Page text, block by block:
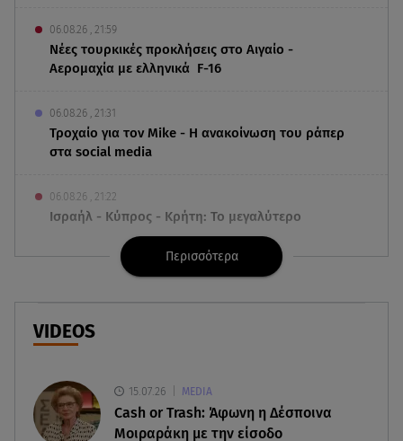
06.08.26 , 21:59
Νέες τουρκικές προκλήσεις στο Αιγαίο -
Αερομαχία με ελληνικά F-16
06.08.26 , 21:31
Τροχαίο για τον Mike - Η ανακοίνωση του ράπερ
στα social media
06.08.26 , 21:22
Ισραήλ - Κύπρος - Κρήτη: Το μεγαλύτερο
υποθαλάσσιο καλώδιο στον κόσμο
Motor Oil: Δωρεά πυροσβεστικών οχημάτων και
Άκης Παυλόπουλος: Η τρυφερή εξομολόγηση
της συζύγου του, Ελένης Φωτοπούλου
Περισσότερα
VIDEOS
15.07.26 MEDIA
Cash or Trash: Άφωνη η Δέσποινα
Μοιραράκη με την είσοδο